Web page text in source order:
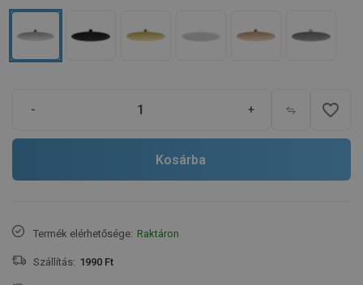
- + favorite_border
Kosárba
Termék elérhetősége: Raktáron
Szállítás: 1990 Ft